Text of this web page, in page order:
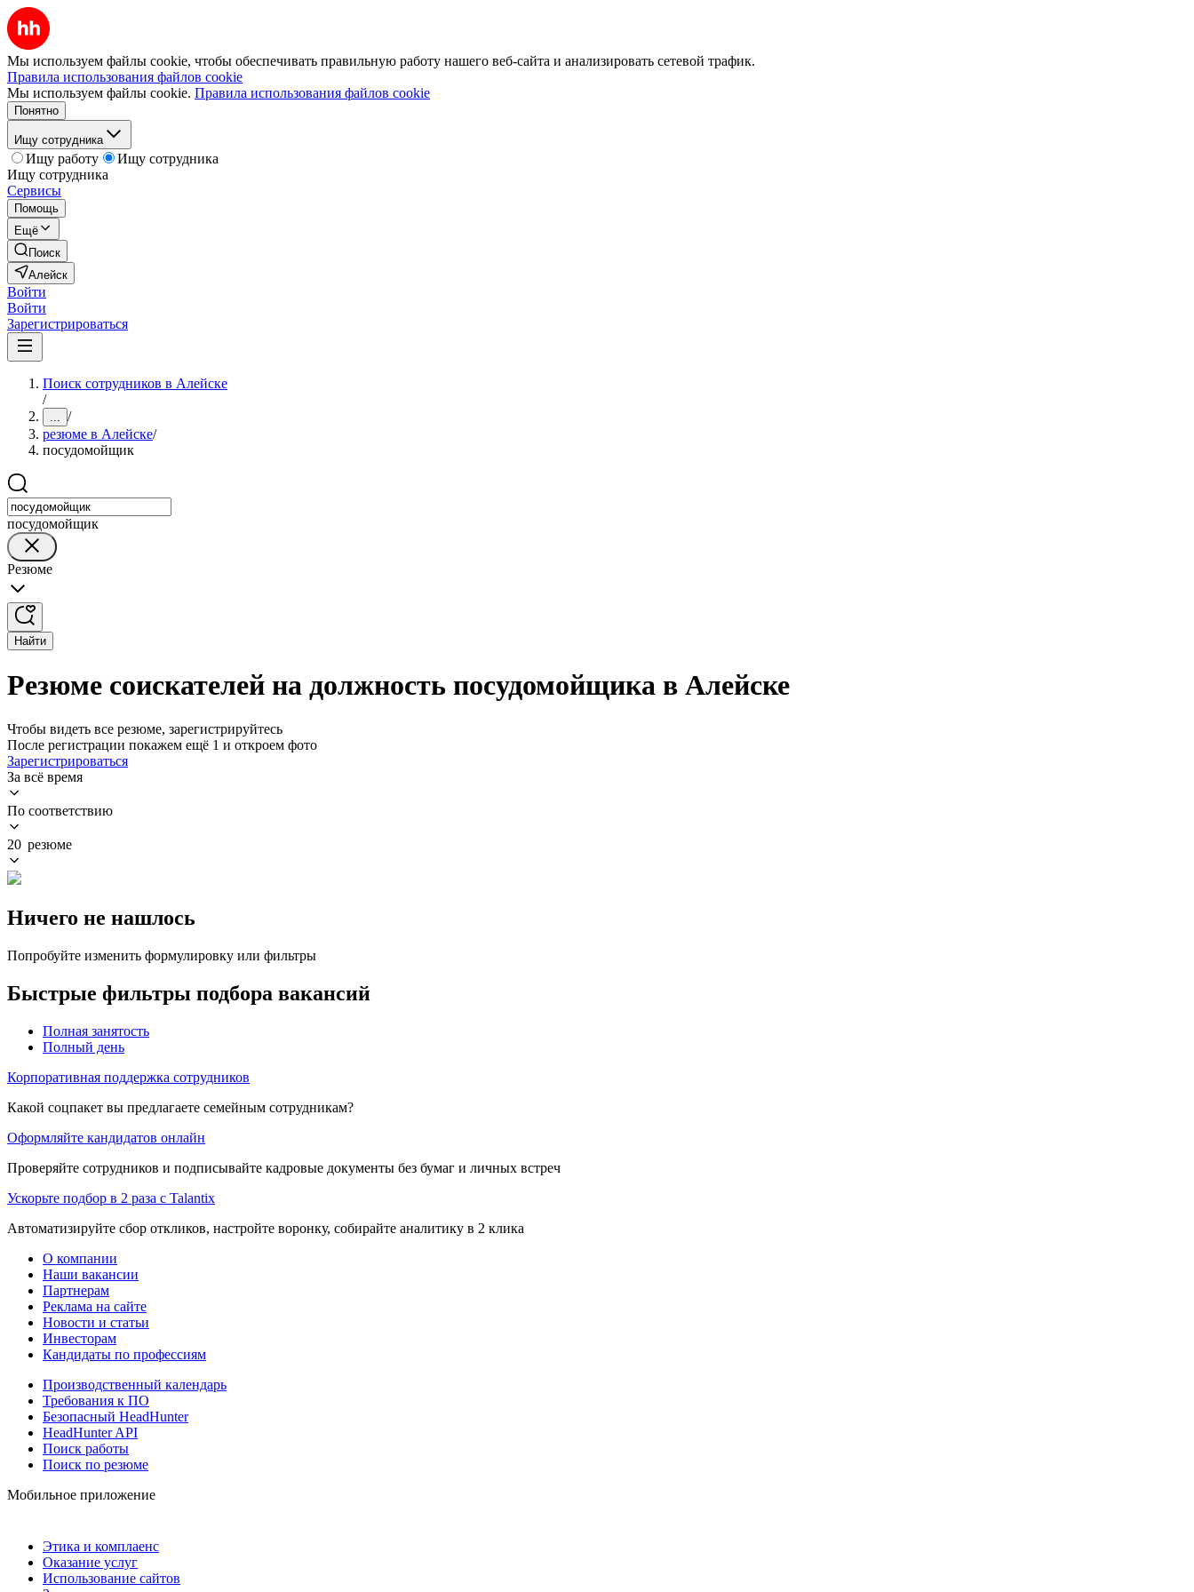
Мы используем файлы cookie, чтобы обеспечивать правильную работу нашего веб-сайта и анализировать сетевой трафик.
Правила использования файлов cookie
Мы используем файлы cookie. Правила использования файлов cookie
Понятно
Ищу сотрудника
Ищу работу
Ищу сотрудника
Ищу сотрудника
Сервисы
Помощь
Ещё
Поиск
Алейск
Войти
Войти
Зарегистрироваться
Поиск сотрудников в Алейске
/
... /
резюме в Алейске/
посудомойщик
посудомойщик
Резюме
Найти
Резюме соискателей на должность посудомойщика в Алейске
Чтобы видеть все резюме, зарегистрируйтесь
После регистрации покажем ещё 1 и откроем фото
Зарегистрироваться
За всё время
По соответствию
20 резюме
Ничего не нашлось
Попробуйте изменить формулировку или фильтры
Быстрые фильтры подбора вакансий
Полная занятость
Полный день
Корпоративная поддержка сотрудников
Какой соцпакет вы предлагаете семейным сотрудникам?
Оформляйте кандидатов онлайн
Проверяйте сотрудников и подписывайте кадровые документы без бумаг и личных встреч
Ускорьте подбор в 2 раза с Talantix
Автоматизируйте сбор откликов, настройте воронку, собирайте аналитику в 2 клика
О компании
Наши вакансии
Партнерам
Реклама на сайте
Новости и статьи
Инвесторам
Кандидаты по профессиям
Производственный календарь
Требования к ПО
Безопасный HeadHunter
HeadHunter API
Поиск работы
Поиск по резюме
Мобильное приложение
Этика и комплаенс
Оказание услуг
Использование сайтов